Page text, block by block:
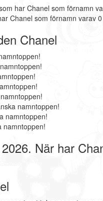
har Chanel som förnamn
Chanel som förnamn varav
Chanel
namntoppen!
namntoppen!
namntoppen!
När har